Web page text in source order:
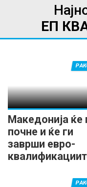
ЕП
Македонија ќе
почне и ќе ги
заврши евро-